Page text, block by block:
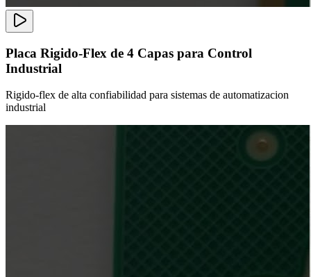
Placa Rigido-Flex de 4 Capas para Control
Industrial
Rigido-flex de alta confiabilidad para sistemas de automatizacion
industrial